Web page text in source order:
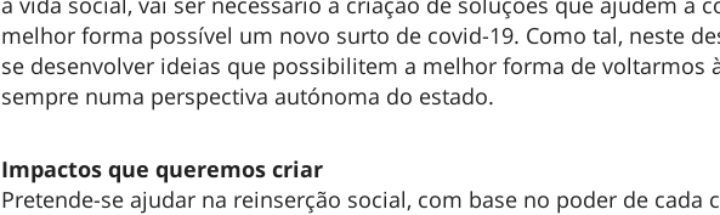
melhor forma possível um novo surto de covid-19. Como tal, neste
se desenvolver ideias que possibilitem a melhor forma de voltarmos
sempre numa perspectiva autónoma do estado.
Impactos que queremos criar
Pretende-se ajudar na reinserção social, com base no poder de cada